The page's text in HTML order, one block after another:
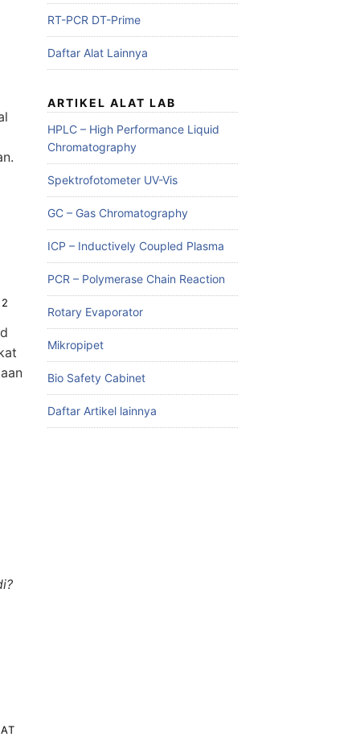
RT-PCR DT-Prime
Daftar Alat Lainnya
ARTIKEL ALAT LAB
HPLC – High Performance Liquid
Chromatography
Spektrofotometer UV-Vis
GC – Gas Chromatography
ICP – Inductively Coupled Plasma
PCR – Polymerase Chain Reaction
Rotary Evaporator
Mikropipet
Bio Safety Cabinet
Daftar Artikel lainnya